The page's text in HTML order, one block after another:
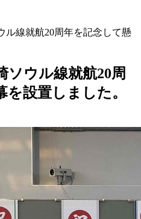
ル線就航20周年を記念して懸
ソウル線就航20周
設置しました。